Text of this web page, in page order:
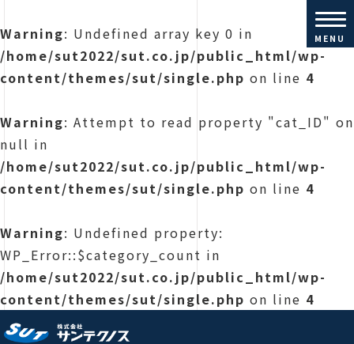
Warning: Undefined array key 0 in
/home/sut2022/sut.co.jp/public_html/wp-
content/themes/sut/single.php on line 4
Warning: Attempt to read property "cat_ID" on
null in
/home/sut2022/sut.co.jp/public_html/wp-
content/themes/sut/single.php on line 4
Warning: Undefined property:
WP_Error::$category_count in
/home/sut2022/sut.co.jp/public_html/wp-
content/themes/sut/single.php on line 4
MENU